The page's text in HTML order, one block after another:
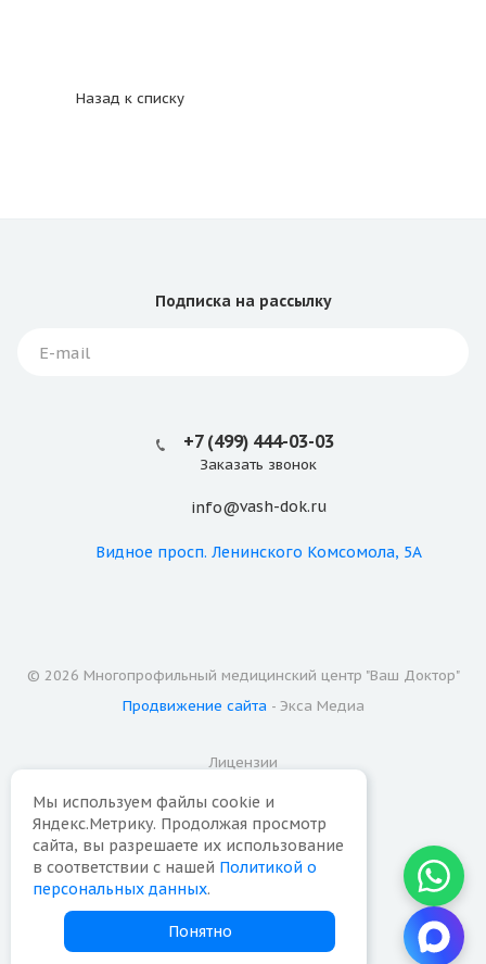
Назад к списку
Подписка на рассылку
+7 (499) 444-03-03
Заказать звонок
info@vash-dok.ru
Видное просп. Ленинского Комсомола, 5А
© 2026 Многопрофильный медицинский центр "Ваш Доктор"
Продвижение сайта - Экса Медиа
Лицензии
Надзорные органы
Карта сайта
Политика конфиденциальности
Мы используем файлы cookie и
Яндекс.Метрику. Продолжая просмотр
сайта, вы разрешаете их использование
в соответствии с нашей Политикой о
персональных данных.
Понятно